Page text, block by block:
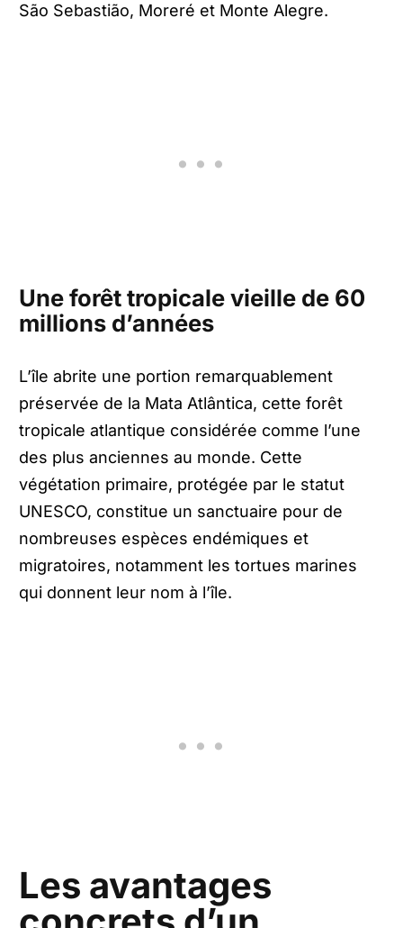
São Sebastião, Moreré et Monte Alegre.
Une forêt tropicale vieille de 60
millions d’années
L’île abrite une portion remarquablement
préservée de la Mata Atlântica, cette forêt
tropicale atlantique considérée comme l’une
des plus anciennes au monde. Cette
végétation primaire, protégée par le statut
UNESCO, constitue un sanctuaire pour de
nombreuses espèces endémiques et
migratoires, notamment les tortues marines
qui donnent leur nom à l’île.
Les avantages